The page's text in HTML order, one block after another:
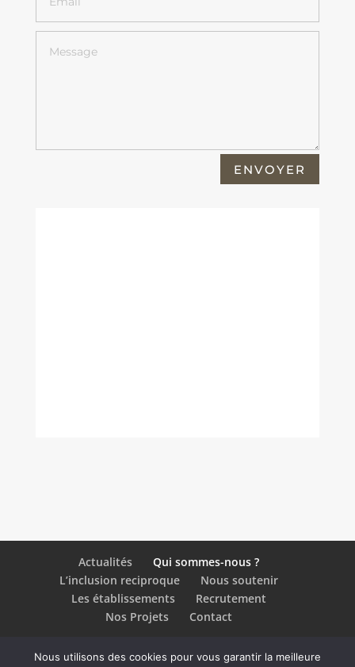
ENVOYER
Actualités
Qui sommes-nous ?
L’inclusion reciproque
Nous soutenir
Les établissements
Recrutement
Nos Projets
Contact
Plan du site-Mentions légales -Politique de
Nous utilisons des cookies pour vous garantir la meilleure